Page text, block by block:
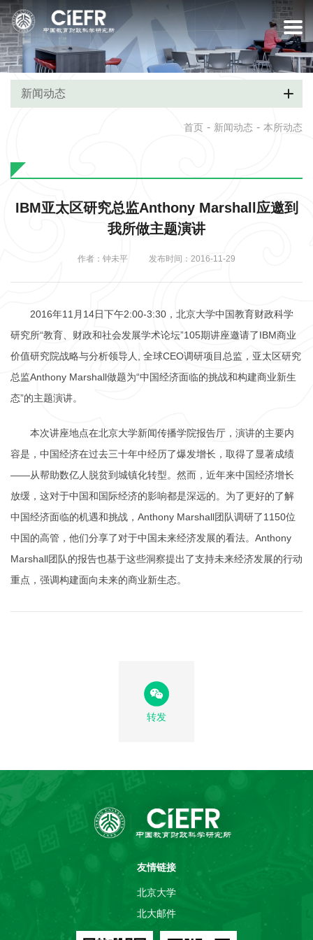
新闻动态
首页 - 新闻动态 - 本所动态
IBM亚太区研究总监Anthony Marshall应邀到
我所做主题演讲
作者：钟未平 发布时间：2016-11-29
2016年11月14日下午2:00-3:30，北京大学中国教育财政科学
研究所“教育、财政和社会发展学术论坛”105期讲座邀请了IBM商业
价值研究院战略与分析领导人, 全球CEO调研项目总监，亚太区研究
总监Anthony Marshall做题为“中国经济面临的挑战和构建商业新生
态”的主题演讲。
本次讲座地点在北京大学新闻传播学院报告厅，演讲的主要内
容是，中国经济在过去三十年中经历了爆发增长，取得了显著成绩
——从帮助数亿人脱贫到城镇化转型。然而，近年来中国经济增长
放缓，这对于中国和国际经济的影响都是深远的。为了更好的了解
中国经济面临的机遇和挑战，Anthony Marshall团队调研了1150位
中国的高管，他们分享了对于中国未来经济发展的看法。Anthony
Marshall团队的报告也基于这些洞察提出了支持未来经济发展的行动
重点，强调构建面向未来的商业新生态。
转发
友情链接
北京大学
北大邮件